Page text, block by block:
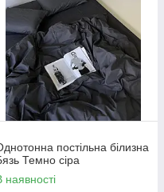
постільна білизна
Темно сіра
наявності